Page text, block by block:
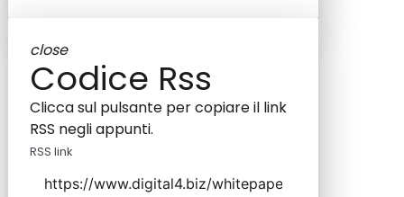
close
Codice Rss
Clicca sul pulsante per copiare il link
RSS negli appunti.
RSS link